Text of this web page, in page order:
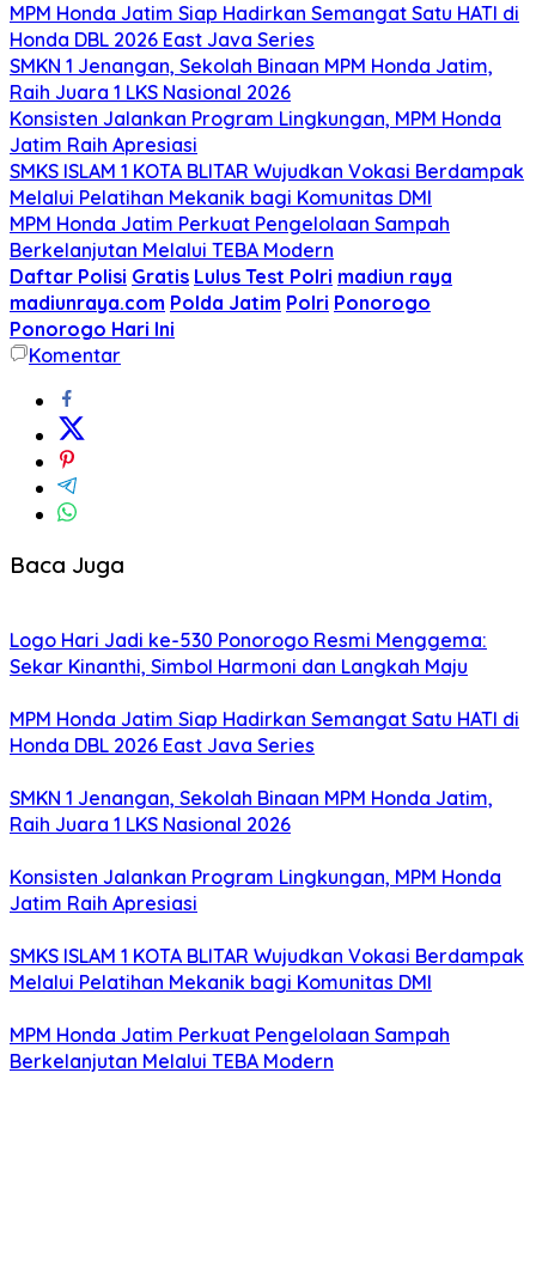
MPM Honda Jatim Siap Hadirkan Semangat Satu HATI di
Honda DBL 2026 East Java Series
SMKN 1 Jenangan, Sekolah Binaan MPM Honda Jatim,
Raih Juara 1 LKS Nasional 2026
Konsisten Jalankan Program Lingkungan, MPM Honda
Jatim Raih Apresiasi
SMKS ISLAM 1 KOTA BLITAR Wujudkan Vokasi Berdampak
Melalui Pelatihan Mekanik bagi Komunitas DMI
MPM Honda Jatim Perkuat Pengelolaan Sampah
Berkelanjutan Melalui TEBA Modern
Daftar Polisi Gratis Lulus Test Polri madiun raya
madiunraya.com Polda Jatim Polri Ponorogo
Ponorogo Hari Ini
Komentar
Baca Juga
Logo Hari Jadi ke-530 Ponorogo Resmi Menggema:
Sekar Kinanthi, Simbol Harmoni dan Langkah Maju
MPM Honda Jatim Siap Hadirkan Semangat Satu HATI di
Honda DBL 2026 East Java Series
SMKN 1 Jenangan, Sekolah Binaan MPM Honda Jatim,
Raih Juara 1 LKS Nasional 2026
Konsisten Jalankan Program Lingkungan, MPM Honda
Jatim Raih Apresiasi
SMKS ISLAM 1 KOTA BLITAR Wujudkan Vokasi Berdampak
Melalui Pelatihan Mekanik bagi Komunitas DMI
MPM Honda Jatim Perkuat Pengelolaan Sampah
Berkelanjutan Melalui TEBA Modern